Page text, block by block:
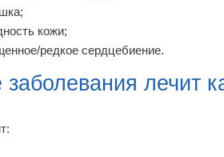
кожи;
редкое сердцебиение.
заболевания лечит